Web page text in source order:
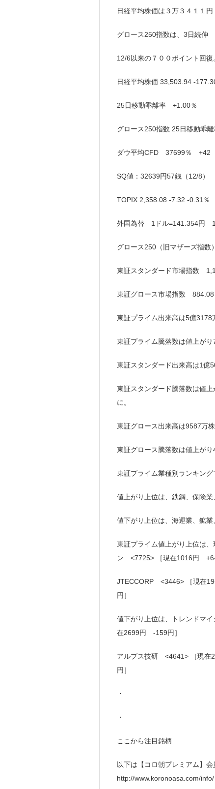
日経平均株価は３万３４１１
グロース250指数は、3日続伸
12/6以来の７００ポイント回復
日経平均株価 33,503.94 -
25日移動乖離率 +1.00％
グロース250指数 25日移動乖
ダウ平均CFD 37699％ +42
SQ値：32639円57銭（12/8）
TOPIX 2,358.08 -7.32 -0.31％
外国為替 1ドル=141.354円 1
グロース250（旧マザーズ指
東証スタンダード市場指数
東証グロース市場指数 884.08
東証プライム出来高は5億3178
東証プライム騰落数は値上が
東証スタンダード出来高は1億
東証スタンダード騰落数は値
に。
東証グロース出来高は9587万
東証グロース騰落数は値上が
東証プライム業種別ランキング
値上がり上位は、鉄鋼、保険業
値下がり上位は、海運業、鉱
東証プライム値上がり上位は
ン <7725> ［現在1016円 +64
JTECCORP <3446> ［現在
円］
値下がり上位は、トレンド
在2699円 -159円］
アルプス技研 <4641> ［現
円］
・
・
ここから注目銘柄
以下は【コロ朝プレミアム】会
http://www.koronoasa.com/info/